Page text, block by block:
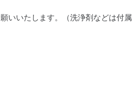
いいたします。（洗浄剤などは付